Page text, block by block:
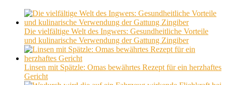
Die vielfältige Welt des Ingwers: Gesundheitliche Vorteile
und kulinarische Verwendung der Gattung Zingiber
Linsen mit Spätzle: Omas bewährtes Rezept für ein herzhaftes
Gericht